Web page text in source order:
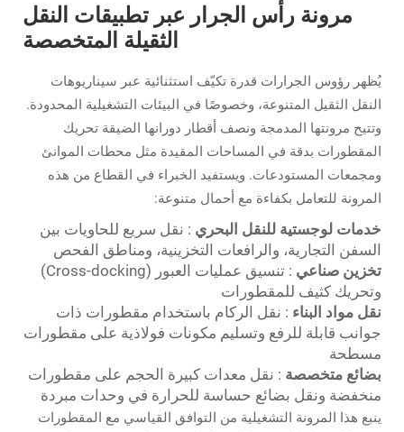
مرونة رأس الجرار عبر تطبيقات النقل
الثقيلة المتخصصة
يُظهر رؤوس الجرارات قدرة تكيّف استثنائية عبر سيناريوهات
النقل الثقيل المتنوعة، وخصوصًا في البيئات التشغيلية المحدودة.
وتتيح مرونتها المدمجة ونصف أقطار دورانها الضيقة تحريك
المقطورات بدقة في المساحات المقيدة مثل محطات الموانئ
ومجمعات المستودعات. ويستفيد الخبراء في القطاع من هذه
المرونة للتعامل بكفاءة مع أحمال متنوعة:
خدمات لوجستية للنقل البحري : نقل سريع للحاويات بين
السفن التجارية، والرافعات التخزينية، ومناطق الفحص
تخزين صناعي
: تنسيق عمليات العبور (Cross-docking)
وتحريك كثيف للمقطورات
نقل مواد البناء : نقل الركام باستخدام مقطورات ذات
جوانب قابلة للرفع وتسليم مكونات فولاذية على مقطورات
مسطحة
بضائع متخصصة : نقل معدات كبيرة الحجم على مقطورات
منخفضة ونقل بضائع حساسة للحرارة في وحدات مبردة
ينبع هذا المرونة التشغيلية من التوافق القياسي مع المقطورات